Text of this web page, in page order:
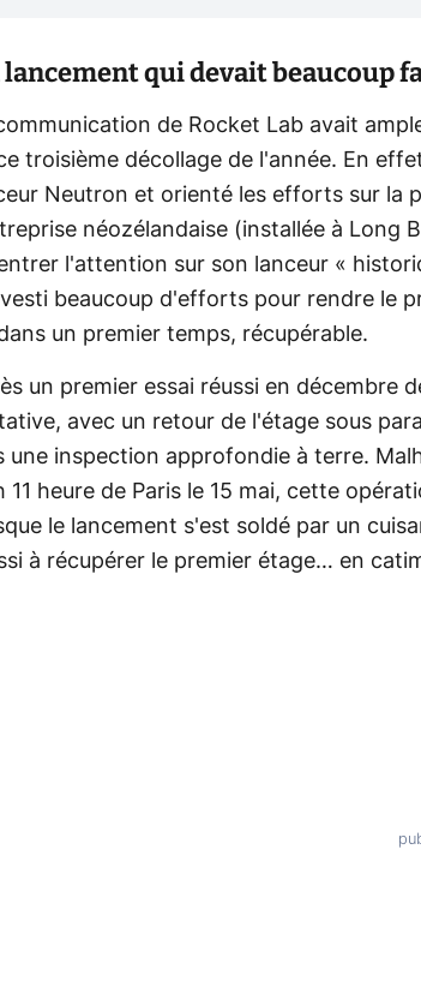
lancement qui devait beaucoup
de Rocket Lab avait
troisième décollage de l'année. En
Neutron et orienté les efforts sur la
néozélandaise (installée à Long
l'attention sur son lanceur «
beaucoup d'efforts pour rendre le
un premier temps, récupérable.
un premier essai réussi en décembre
avec un retour de l'étage sous
une inspection approfondie à terre.
11 heure de Paris le 15 mai, cette
le lancement s'est soldé par un
à récupérer le premier étage… en